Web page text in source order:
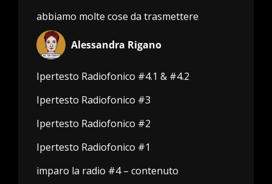
abbiamo molte cose da trasmettere
Alessandra Rigano
Ipertesto Radiofonico #4.1 & #4.2
Ipertesto Radiofonico #3
Ipertesto Radiofonico #2
Ipertesto Radiofonico #1
imparo la radio #4 – contenuto